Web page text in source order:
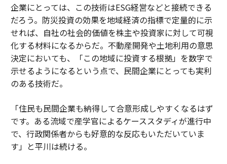
企業にとっては、この技術はESG経営などと接続できる
だろう。防災投資の効果を地域経済の指標で定量的に示
せれば、自社の社会的価値を株主や投資家に対して可視
化する材料になるからだ。不動産開発や土地利用の意思
決定においても、「この地域に投資する根拠」を数字で
示せるようになるという点で、民間企業にとっても実利
のある技術だ。
「住民も民間企業も納得して合意形成しやすくなるはず
です。ある流域で産学官によるケーススタディが進行中
で、行政関係者からも好意的な反応もいただいていま
す」と平川は続ける。